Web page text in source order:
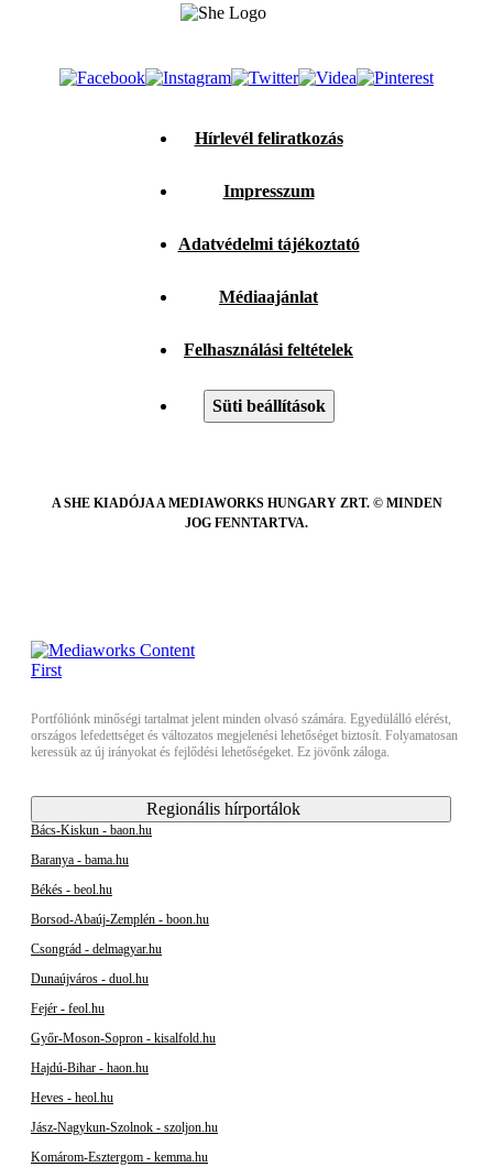
Hírlevél feliratkozás
Impresszum
Adatvédelmi tájékoztató
Médiaajánlat
Felhasználási feltételek
Süti beállítások
A SHE KIADÓJA A MEDIAWORKS HUNGARY ZRT. © MINDEN
JOG FENNTARTVA.
Portfóliónk minőségi tartalmat jelent minden olvasó számára. Egyedülálló elérést,
országos lefedettséget és változatos megjelenési lehetőséget biztosít. Folyamatosan
keressük az új irányokat és fejlődési lehetőségeket. Ez jövőnk záloga.
Regionális hírportálok
Bács-Kiskun - baon.hu
Baranya - bama.hu
Békés - beol.hu
Borsod-Abaúj-Zemplén - boon.hu
Csongrád - delmagyar.hu
Dunaújváros - duol.hu
Fejér - feol.hu
Győr-Moson-Sopron - kisalfold.hu
Hajdú-Bihar - haon.hu
Heves - heol.hu
Jász-Nagykun-Szolnok - szoljon.hu
Komárom-Esztergom - kemma.hu